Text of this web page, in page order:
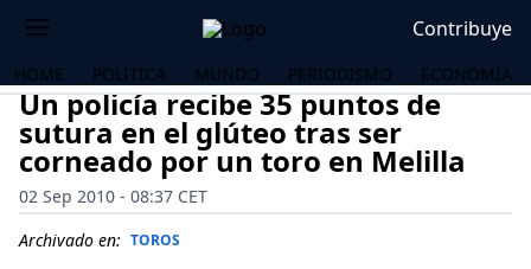
Contribuye
HOME POLÍTICA MUNDO PERIODISMO ECONOMÍA
Un policía recibe 35 puntos de
sutura en el glúteo tras ser
corneado por un toro en Melilla
02 Sep 2010 - 08:37 CET
Archivado en: TOROS